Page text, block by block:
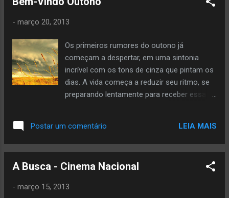
uma tortura a ansiedade. No último dia 15,
Continuum, que possui grande potencial
canadense, que aborda o tema de ficção
científica, foi produzida pela Reunion
Pictures Inc. e está na 2ª temporada
originalmente, no entanto, para o Brasil,
estreou com elevada pontuação de IBOPE,
um grupo de terroristas do ano 2077 que,
2012. Acidentalmente, uma oficial da le...
- março 20, 2013
Os primeiros rumores do outono já
começam a despertar, em uma sintonia
incrível com os tons de cinza que pintam os
dias. A vida começa a reduzir seu ritmo, se
preparando lentamente para receber essa
uma paisagem sombria ramificada por
galhos secos e flores mortas. E quem não
intensidade do outono me seduz, e me leva
mim, aos sonhos largados para trás, às
Postar um comentário LEIA MAIS
A Busca - Cinema Nacional
- março 15, 2013